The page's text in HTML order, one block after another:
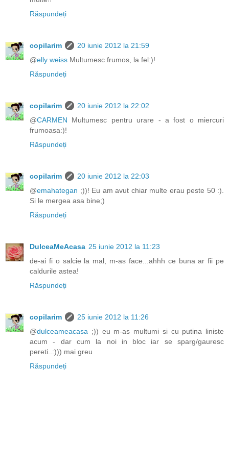
Răspundeți
copilarim
20 iunie 2012 la 21:59
@elly weiss Multumesc frumos, la fel:)!
Răspundeți
copilarim
20 iunie 2012 la 22:02
@CARMEN Multumesc pentru urare - a fost o miercuri
frumoasa:)!
Răspundeți
copilarim
20 iunie 2012 la 22:03
@emahategan ;))! Eu am avut chiar multe erau peste 50 :).
Si le mergea asa bine;)
Răspundeți
DulceaMeAcasa 25 iunie 2012 la 11:23
de-ai fi o salcie la mal, m-as face...ahhh ce buna ar fii pe
caldurile astea!
Răspundeți
copilarim
25 iunie 2012 la 11:26
@dulceameacasa ;)) eu m-as multumi si cu putina liniste
acum - dar cum la noi in bloc iar se sparg/gauresc
pereti..:))) mai greu
Răspundeți